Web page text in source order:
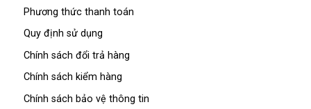
Phương thức thanh toán
Quy định sử dụng
Chính sách đổi trả hàng
Chính sách kiểm hàng
Chính sách bảo vệ thông tin